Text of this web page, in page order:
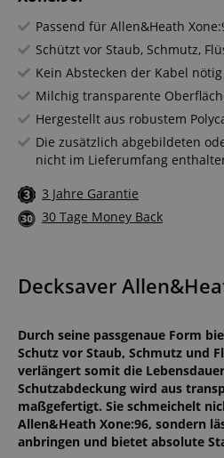
Passend für Allen&Heath
Schützt vor Staub, Schmutz,
Kein Abstecken der Kabel nötig
Milchig transparente
Hergestellt aus robustem
Die zusätzlich abgebildeten
nicht im Lieferumfang
3 Jahre Garantie
30 Tage Money Back
Decksaver
Durch seine passgenaue Form
Schutz vor Staub, Schmutz und
verlängert somit die
Schutzabdeckung wird aus
maßgefertigt. Sie schmeichelt
Allen&Heath Xone:96, sondern
anbringen und bietet absolute